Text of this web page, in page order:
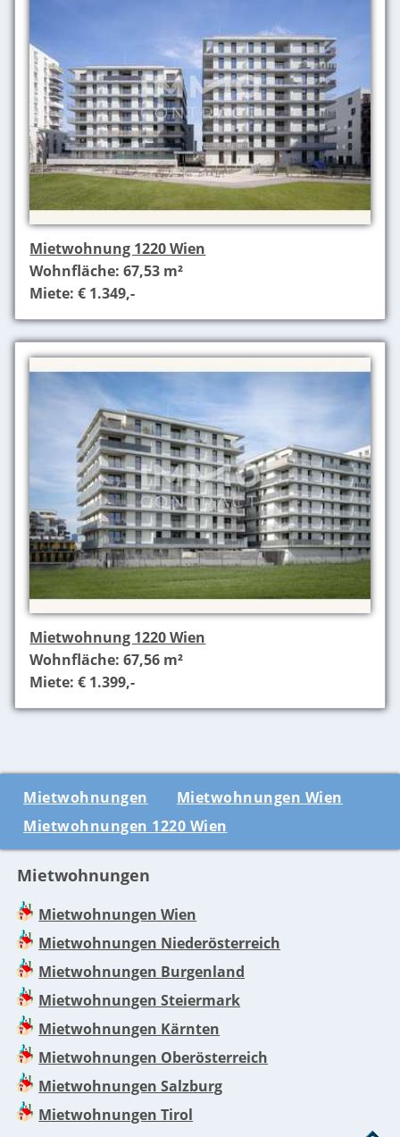
Mietwohnung 1220 Wien
Wohnfläche: 67,53 m²
Miete: € 1.349,-
Mietwohnung 1220 Wien
Wohnfläche: 67,56 m²
Miete: € 1.399,-
Mietwohnungen
Mietwohnungen Wien
Mietwohnungen 1220 Wien
Mietwohnungen
Mietwohnungen Wien
Mietwohnungen Niederösterreich
Mietwohnungen Burgenland
Mietwohnungen Steiermark
Mietwohnungen Kärnten
Mietwohnungen Oberösterreich
Mietwohnungen Salzburg
Mietwohnungen Tirol